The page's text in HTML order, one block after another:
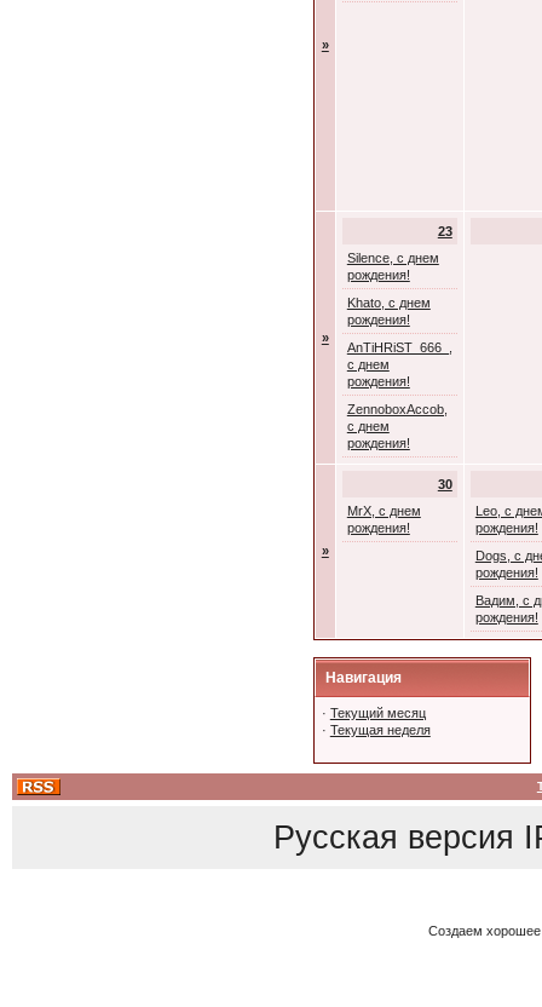
»
»
23
Silence, с днем
рождения!
Khato, с днем
рождения!
AnTiHRiST_666_,
с днем
рождения!
ZennoboxAccob,
с днем
рождения!
»
30
MrX, с днем
рождения!
Leo, с
рождения!
Dogs, с
рождения!
Вадим, с
рождения!
Навигация
· Текущий месяц
· Текущая неделя
Русская версия
Создаем